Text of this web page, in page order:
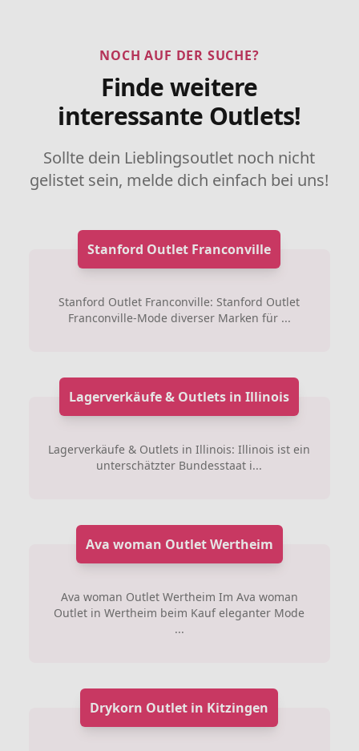
NOCH AUF DER SUCHE?
Finde weitere
interessante Outlets!
Sollte dein Lieblingsoutlet noch nicht
gelistet sein, melde dich einfach bei uns!
Stanford Outlet Franconville
Stanford Outlet Franconville: Stanford Outlet
Franconville-Mode diverser Marken für ...
Lagerverkäufe & Outlets in Illinois
Lagerverkäufe & Outlets in Illinois: Illinois ist ein
unterschätzter Bundesstaat i...
Ava woman Outlet Wertheim
Ava woman Outlet Wertheim Im Ava woman
Outlet in Wertheim beim Kauf eleganter Mode
...
Drykorn Outlet in Kitzingen